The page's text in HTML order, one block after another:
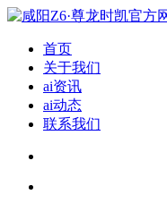
首页
关于我们
ai资讯
ai动态
联系我们